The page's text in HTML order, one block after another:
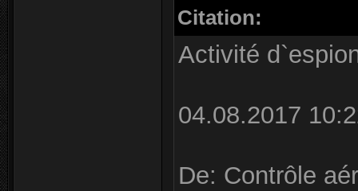
Citation:
Activité
04.08.2017
De: Contrôle